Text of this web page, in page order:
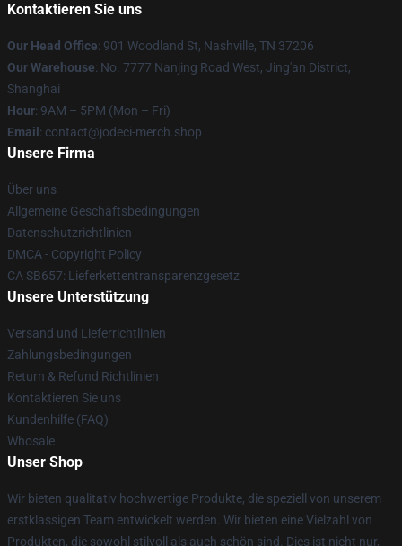
Kontaktieren Sie uns
Our Head Office: 901 Woodland St, Nashville, TN 37206
Our Warehouse: No. 7777 Nanjing Road West, Jing'an District,
Shanghai
Hour: 9AM – 5PM (Mon – Fri)
Email : contact@jodeci-merch.shop
Unsere Firma
Über uns
Allgemeine Geschäftsbedingungen
Datenschutzrichtlinien
DMCA - Copyright Policy
CA SB657: Lieferkettentransparenzgesetz
Unsere Unterstützung
Versand und Lieferrichtlinien
Zahlungsbedingungen
Return & Refund Richtlinien
Kontaktieren Sie uns
Kundenhilfe (FAQ)
Whosale
Unser Shop
Wir bieten qualitativ hochwertige Produkte, die speziell von unserem
erstklassigen Team entwickelt werden. Wir bieten eine Vielzahl von
Produkten, die sowohl stilvoll als auch schön sind. Dies ist nicht nur,